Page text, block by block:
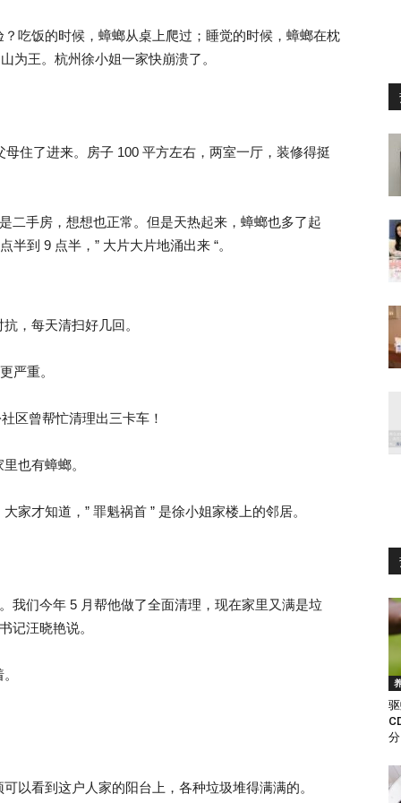
吃饭的时候，蟑螂从桌上爬过；睡觉的时候，蟑螂在枕
为王。杭州徐小姐一家快崩溃了。
住了进来。房子 100 平方左右，两室一厅，装修得挺
二手房，想想也正常。但是天热起来，蟑螂也多了起
到 9 点半，” 大片大片地涌出来 “。
，每天清扫好几回。
严重。
区曾帮忙清理出三卡车！
也有蟑螂。
家才知道，” 罪魁祸首 ” 是徐小姐家楼上的邻居。
我们今年 5 月帮他做了全面清理，现在家里又满是垃
记汪晓艳说。
以看到这户人家的阳台上，各种垃圾堆得满满的。